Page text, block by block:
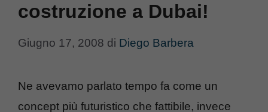
costruzione a Dubai!
Giugno 17, 2008 di Diego Barbera
Ne avevamo parlato tempo fa come un
concept più futuristico che fattibile, invece